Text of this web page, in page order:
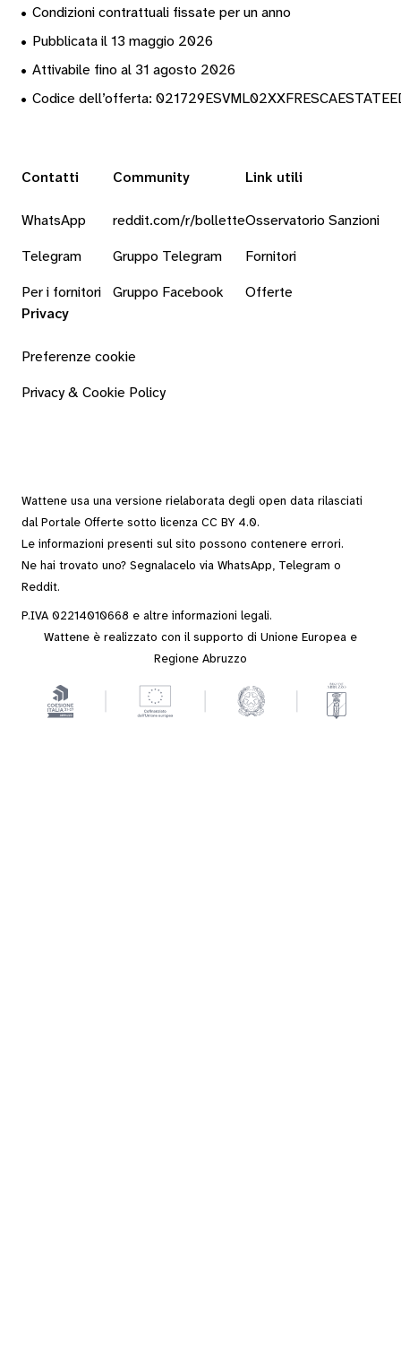
• Condizioni contrattuali fissate per un anno
• Pubblicata il 13 maggio 2026
• Attivabile fino al 31 agosto 2026
• Codice dell’offerta:
Contatti
WhatsApp
Telegram
Per i fornitori
Community
reddit.com/r/bollette
Gruppo Telegram
Gruppo Facebook
Link utili
Osservatorio Sanzioni
Fornitori
Offerte
Privacy
Preferenze cookie
Privacy & Cookie Policy
Wattene usa una versione rielaborata degli open data rilasciati
dal Portale Offerte sotto licenza CC BY 4.0.
Le informazioni presenti sul sito possono contenere errori.
Ne hai trovato uno? Segnalacelo via WhatsApp, Telegram o
Reddit.
P.IVA 02214010668 e altre informazioni legali.
Wattene è realizzato con il supporto di Unione Europea e
Regione Abruzzo